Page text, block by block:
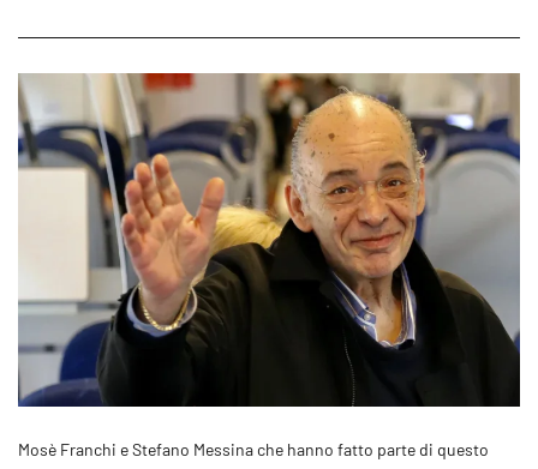
Mosè Franchi e Stefano Messina che hanno fatto parte di questo